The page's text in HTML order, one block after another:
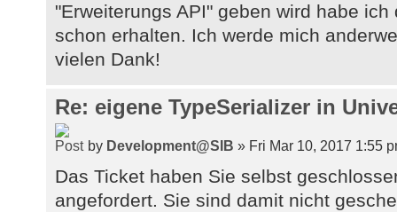
"Erweiterungs API" geben wird habe
schon erhalten. Ich werde mich
vielen Dank!
Re: eigene TypeSerializer in
by Development@SIB » Fri Mar 10, 2017 1:55
Das Ticket haben Sie selbst
angefordert. Sie sind damit nicht